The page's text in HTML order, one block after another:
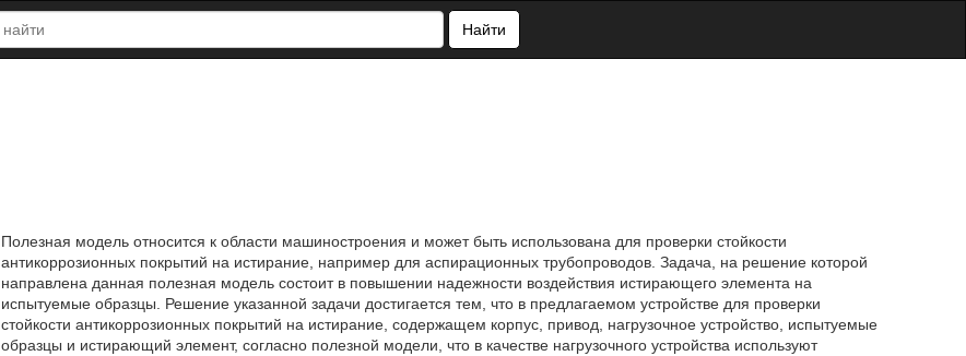
Найти
Полезная модель относится к области машиностроения и может быть использована для проверки стойкости
антикоррозионных покрытий на истирание, например для аспирационных трубопроводов. Задача, на решение которой
направлена данная полезная модель состоит в повышении надежности воздействия истирающего элемента на
испытуемые образцы. Решение указанной задачи достигается тем, что в предлагаемом устройстве для проверки
стойкости антикоррозионных покрытий на истирание, содержащем корпус, привод, нагрузочное устройство, испытуемые
образцы и истирающий элемент, согласно полезной модели, что в качестве нагрузочного устройства используют